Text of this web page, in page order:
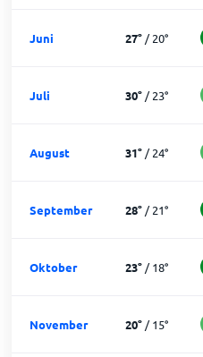
Juni 27°/20°
Juli 30°/23°
August 31°/24°
September 28°/21°
Oktober 23°/18°
November 20°/15°